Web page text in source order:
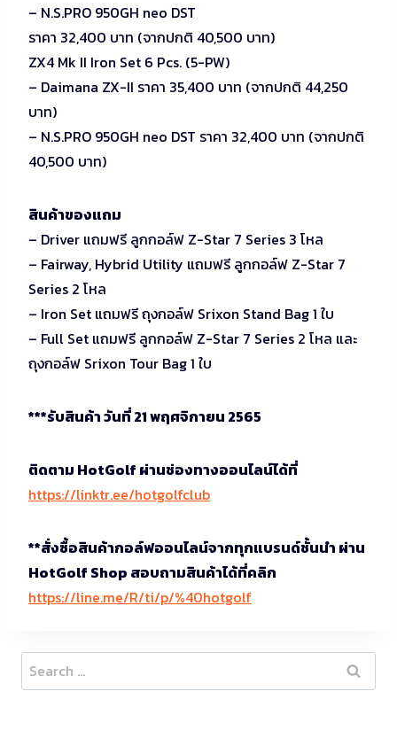
– N.S.PRO 950GH neo DST
ราคา 32,400 บาท (จากปกติ 40,500 บาท)
ZX4 Mk II Iron Set 6 Pcs. (5-PW)
– Daimana ZX-II ราคา 35,400 บาท (จากปกติ 44,250
บาท)
– N.S.PRO 950GH neo DST ราคา 32,400 บาท (จากปกติ
40,500 บาท)
สินค้าของแถม
– Driver แถมฟรี ลูกกอล์ฟ Z-Star 7 Series 3 โหล
– Fairway, Hybrid Utility แถมฟรี ลูกกอล์ฟ Z-Star 7
Series 2 โหล
– Iron Set แถมฟรี ถุงกอล์ฟ Srixon Stand Bag 1 ใบ
– Full Set แถมฟรี ลูกกอล์ฟ Z-Star 7 Series 2 โหล และ
ถุงกอล์ฟ Srixon Tour Bag 1 ใบ
***รับสินค้า วันที่ 21 พฤศจิกายน 2565
ติดตาม HotGolf ผ่านช่องทางออนไลน์ได้ที่
https://linktr.ee/hotgolfclub
**สั่งซื้อสินค้ากอล์ฟออนไลน์จากทุกแบรนด์ชั้นนำ ผ่าน
HotGolf Shop สอบถามสินค้าได้ที่คลิก
https://line.me/R/ti/p/%40hotgolf
Search
for: